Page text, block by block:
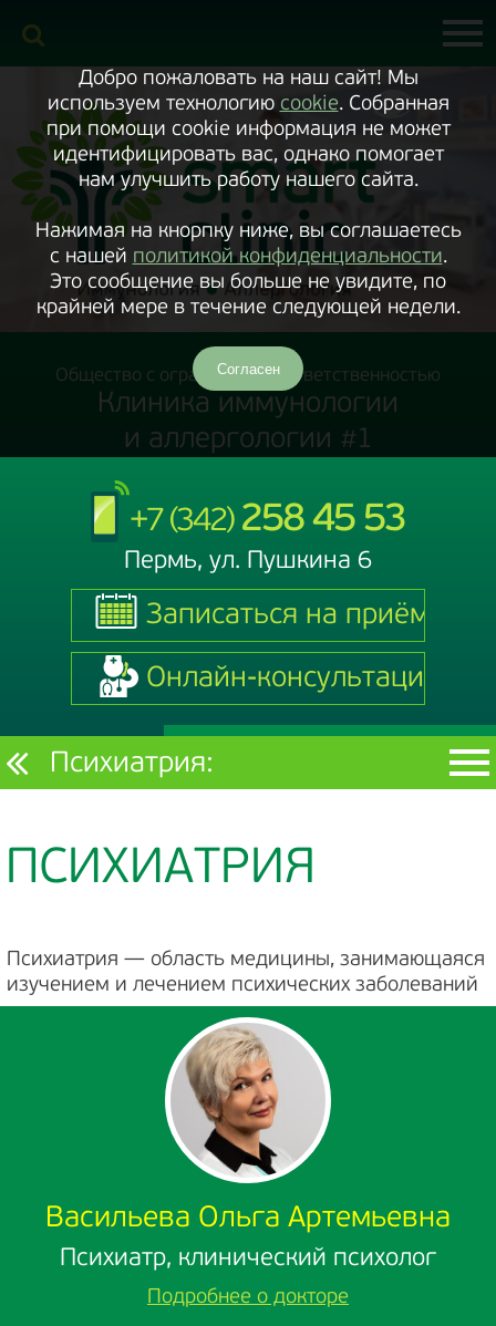
версию
сайта
Добро пожаловать на наш сайт! Мы
используем технологию cookie. Собранная
при помощи cookie информация не может
идентифицировать вас, однако помогает
нам улучшить работу нашего сайта.
Нажимая на кнорпку ниже, вы соглашаетесь
с нашей политикой конфиденциальности.
Это сообщение вы больше не увидите, по
крайней мере в течение следующей недели.
Согласен
Общество с ограниченной ответственностью
Клиника иммунологии
и аллергологии #1
+7 (342) 258 45 53
Пермь, ул. Пушкина 6
Записаться на приём
Записаться на приём
Онлайн-консультация
Онлайн-консультация
Текущий
Психиатрия:
ПСИХИАТРИЯ
Психиатрия — область медицины, занимающаяся
изучением и лечением психических заболеваний
Васильева Ольга Артемьевна
Психиатр, клинический психолог
Подробнее о докторе